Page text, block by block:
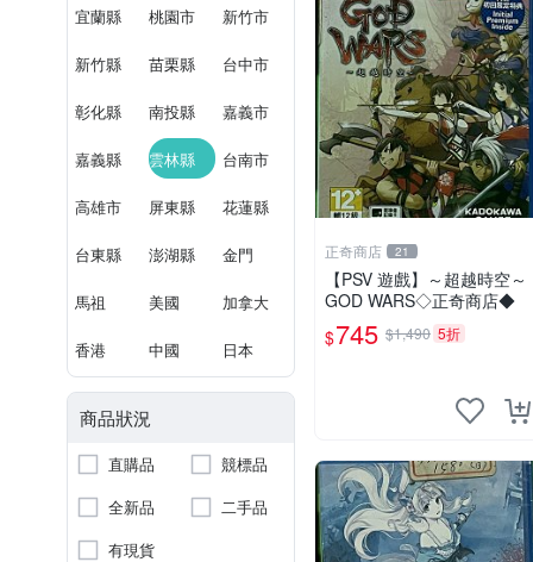
宜蘭縣 桃園市 新竹市
新竹縣 苗栗縣 台中市
彰化縣 南投縣 嘉義市
嘉義縣 雲林縣 台南市
高雄市 屏東縣 花蓮縣
台東縣 澎湖縣 金門
馬祖 美國 加拿大
香港 中國 日本
商品狀況
直購品
競標品
全新品
二手品
有現貨
正奇商店 21
【PSV 遊戲】～超越時空～
GOD WARS◇正奇商店◆
$745 $1,490 5折